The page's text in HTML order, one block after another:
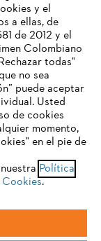
Aviso legal
con
de nuestro
y el
a ellas, de
de 2012 y el
Colombiano
todas"
no sea
puede aceptar
Usted
de cookies
momento,
en el pie de
Política
.